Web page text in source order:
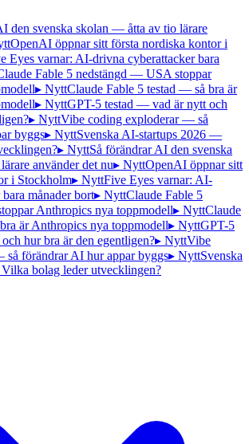
den svenska skolan — åtta av tio lärare
OpenAI öppnar sitt första nordiska kontor i
Eyes varnar: AI-drivna cyberattacker bara
Fable 5 nedstängd — USA stoppar
▸ NyttClaude Fable 5 testad — så bra är
▸ NyttGPT-5 testad — vad är nytt och
▸ NyttVibe coding exploderar — så
byggs▸ NyttSvenska AI-startups 2026 —
▸ NyttSå förändrar AI den svenska
använder det nu▸ NyttOpenAI öppnar sitt
i Stockholm▸ NyttFive Eyes varnar: AI-
månader bort▸ NyttClaude Fable 5
Anthropics nya toppmodell▸ NyttClaude
är Anthropics nya toppmodell▸ NyttGPT-5
hur bra är den egentligen?▸ NyttVibe
förändrar AI hur appar byggs▸ NyttSvenska
bolag leder utvecklingen?